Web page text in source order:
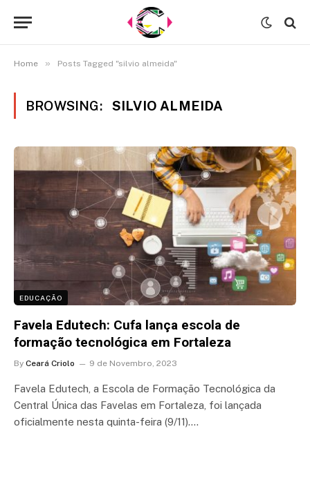
Home » Posts Tagged "silvio almeida"
BROWSING: SILVIO ALMEIDA
EDUCAÇÃO
Favela Edutech: Cufa lança escola de
formação tecnológica em Fortaleza
By Ceará Criolo 9 de Novembro, 2023
Favela Edutech, a Escola de Formação Tecnológica da
Central Única das Favelas em Fortaleza, foi lançada
oficialmente nesta quinta-feira (9/11).…